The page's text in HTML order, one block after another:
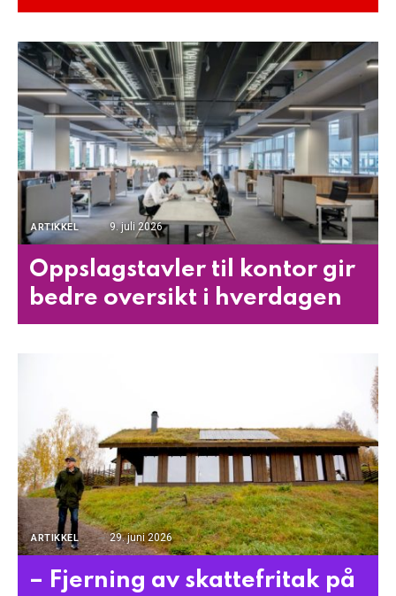
ARTIKKEL 9. juli 2026
Oppslagstavler til kontor gir
bedre oversikt i hverdagen
ARTIKKEL 29. juni 2026
– Fjerning av skattefritak på